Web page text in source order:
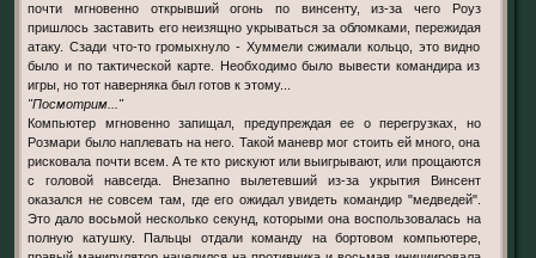
почти мгновенно открывший огонь по винсенту, из-за чего Роуз
пришлось заставить его неизящно укрываться за обломками, пережидая
атаку. Сзади что-то громыхнуло - Хуммели сжимали кольцо, это видно
было и по тактической карте. Необходимо было вывести командира из
игры, но тот наверняка был готов к этому...
"Посмотрим..."
Компьютер мгновенно запищал, предупреждая ее о перегрузках, но
Розмари было наплевать на него. Такой маневр мог стоить ей много, она
рисковала почти всем. А те кто рискуют или выигрывают, или прощаются
с головой навсегда. Внезапно вылетевший из-за укрытия Винсент
оказался не совсем там, где его ожидал увидеть командир "медведей".
Это дало восьмой несколько секунд, которыми она воспользовалась на
полную катушку. Пальцы отдали команду на бортовом компьютере,